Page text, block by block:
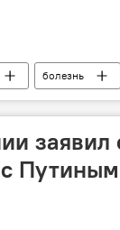
болезнь
и других странах
заявил
с Путиным